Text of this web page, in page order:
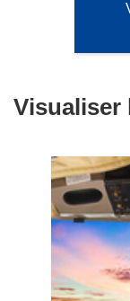
Visualiser